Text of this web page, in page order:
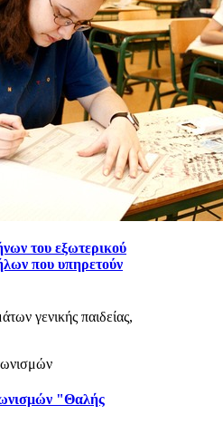
του εξωτερικού
που υπηρετούν
γενικής παιδείας,
"Θαλής